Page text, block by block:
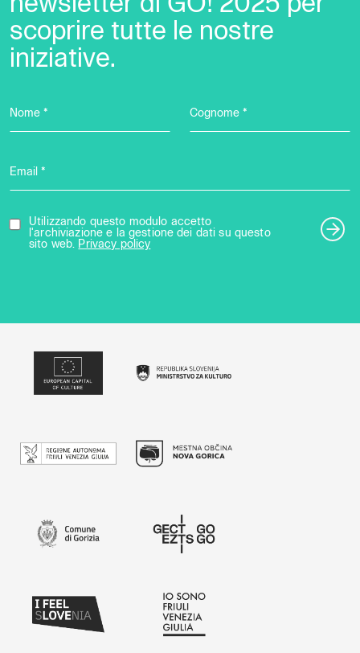
scoprire tutte le nostre
iniziative.
Nome * Cognome *
Email *
Utilizzando questo modulo accetto
l'archiviazione e la gestione dei dati su questo
sito web. Privacy policy